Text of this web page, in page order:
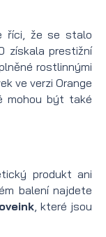
říci, že se stalo
získala prestižní
rostlinnými
ve verzi Orange
mohou být také
produkt ani
balení najdete
, které jsou